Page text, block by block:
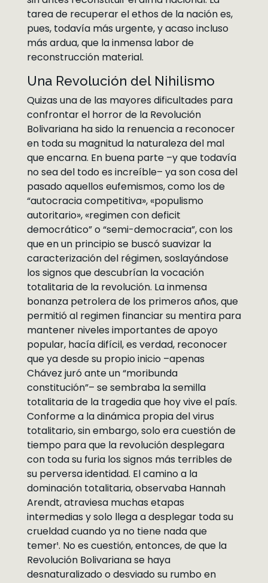
tarea de recuperar el ethos de la nación es,
pues, todavía más urgente, y acaso incluso
más ardua, que la inmensa labor de
reconstrucción material.
Una Revolución del Nihilismo
Quizas una de las mayores dificultades para
confrontar el horror de la Revolución
Bolivariana ha sido la renuencia a reconocer
en toda su magnitud la naturaleza del mal
que encarna. En buena parte –y que todavía
no sea del todo es increíble– ya son cosa del
pasado aquellos eufemismos, como los de
“autocracia competitiva», «populismo
autoritario», «regimen con deficit
democrático” o “semi-democracia”, con los
que en un principio se buscó suavizar la
caracterización del régimen, soslayándose
los signos que descubrían la vocación
totalitaria de la revolución. La inmensa
bonanza petrolera de los primeros años, que
permitió al regimen financiar su mentira para
mantener niveles importantes de apoyo
popular, hacía difícil, es verdad, reconocer
que ya desde su propio inicio –apenas
Chávez juró ante un “moribunda
constitución”– se sembraba la semilla
totalitaria de la tragedia que hoy vive el país.
Conforme a la dinámica propia del virus
totalitario, sin embargo, solo era cuestión de
tiempo para que la revolución desplegara
con toda su furia los signos más terribles de
su perversa identidad. El camino a la
dominación totalitaria, observaba Hannah
Arendt, atraviesa muchas etapas
intermedias y solo llega a desplegar toda su
crueldad cuando ya no tiene nada que
temer¹. No es cuestión, entonces, de que la
Revolución Bolivariana se haya
desnaturalizado o desviado su rumbo en